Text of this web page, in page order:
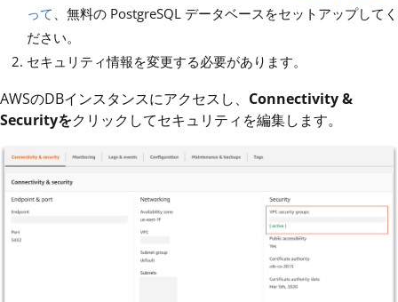
って 、無料の PostgreSQL データベースをセットアップしてく
ださい。
セキュリティ情報を変更する必要があります。
AWSのDBインスタンスにアクセスし、 Connectivity &
Securityをクリックしてセキュリティを編集します。